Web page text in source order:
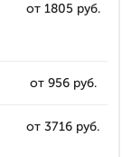
от 1805 руб.
от 956 руб.
от 3716 руб.